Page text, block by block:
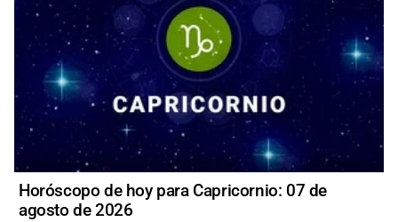
Horóscopo de hoy para Capricornio: 07 de
agosto de 2026